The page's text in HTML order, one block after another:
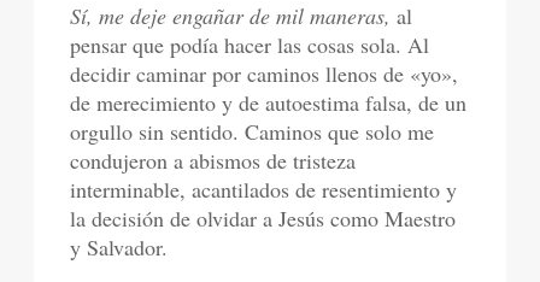
Sí, me deje engañar de mil maneras, al
pensar que podía hacer las cosas sola. Al
decidir caminar por caminos llenos de «yo»,
de merecimiento y de autoestima falsa, de un
orgullo sin sentido. Caminos que solo me
condujeron a abismos de tristeza
interminable, acantilados de resentimiento y
la decisión de olvidar a Jesús como Maestro
y Salvador.